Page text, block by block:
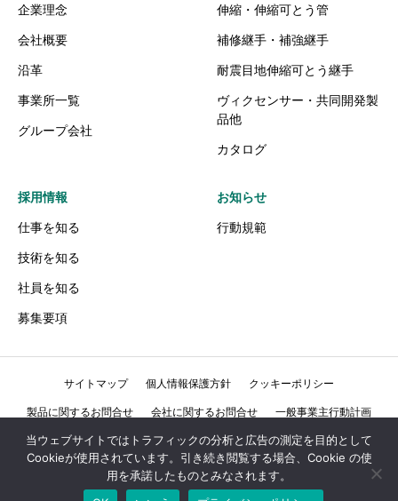
企業理念
会社概要
沿革
事業所一覧
グループ会社
伸縮・伸縮可とう管
補修継手・補強継手
耐震目地伸縮可とう継手
ヴィクセンサー・共同開発製
品他
カタログ
採用情報
仕事を知る
技術を知る
社員を知る
募集要項
お知らせ
行動規範
サイトマップ 個人情報保護方針 クッキーポリシー
製品に関するお問合せ 会社に関するお問合せ 一般事業主行動計画
行動規範
Copyright © 2022 THE VICTAULIC COMPANY OF JAPAN LIMITED. All Rights
当ウェブサイトではトラフィックの分析と広告の測定を目的として
Cookieが使用されています。引き続き閲覧する場合、Cookie の使
用を承諾したものとみなされます。